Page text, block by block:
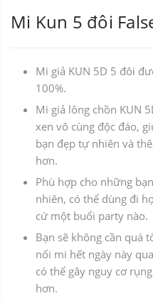
Mi Kun 5 đôi
Mi giả KUN 5D 5 đôi
100%.
Mi giả lông chồn KUN
xen vô cùng độc đáo,
bạn đẹp tự nhiên và
hơn.
Phù hợp cho những
nhiên, có thể dùng đi
cứ một buổi party nào.
Bạn sẽ không cần quá
nối mi hết ngày này
có thể gây nguy cơ
hơn.